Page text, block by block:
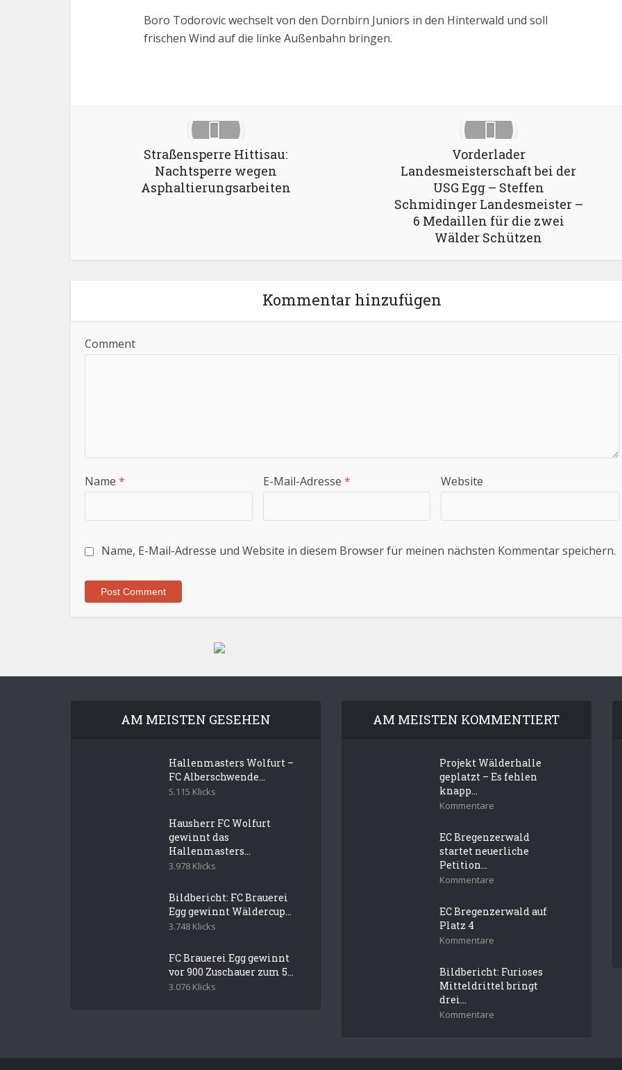
Boro Todorovic wechselt von den Dornbirn Juniors in den Hinterwald und soll
frischen Wind auf die linke Außenbahn bringen.
Straßensperre Hittisau:
Nachtsperre wegen
Asphaltierungsarbeiten
Vorderlader
Landesmeisterschaft bei der
USG Egg – Steffen
Schmidinger Landesmeister –
6 Medaillen für die zwei
Wälder Schützen
Kommentar hinzufügen
Comment
Name * E-Mail-Adresse * Website
Name, E-Mail-Adresse und Website in diesem Browser für meinen nächsten Kommentar speichern.
AM MEISTEN GESEHEN
Hallenmasters Wolfurt –
FC Alberschwende...
5.115 Klicks
Hausherr FC Wolfurt
gewinnt das
Hallenmasters...
3.978 Klicks
Bildbericht: FC Brauerei
Egg gewinnt Wäldercup...
3.748 Klicks
FC Brauerei Egg gewinnt
vor 900 Zuschauer zum 5...
3.076 Klicks
AM MEISTEN KOMMENTIERT
Projekt Wälderhalle
geplatzt – Es fehlen
knapp...
Kommentare
EC Bregenzerwald
startet neuerliche
Petition...
Kommentare
EC Bregenzerwald auf
Platz 4
Kommentare
Bildbericht: Furioses
Mitteldrittel bringt
drei...
Kommentare